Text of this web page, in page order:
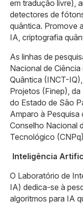
em tradução livre),
detectores de
quântica. Promove
IA, criptografia
As linhas de
Nacional de
Quântica (INCT-
Projetos (Finep),
do Estado de São
Amparo à Pesquisa
Conselho Nacional
Tecnológico
Inteligência
O Laboratório de
IA) dedica-se à
algoritmos para IA